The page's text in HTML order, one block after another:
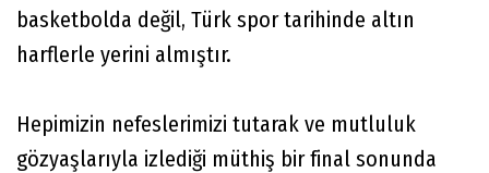
basketbolda değil, Türk spor tarihinde altın
harflerle yerini almıştır.
Hepimizin nefeslerimizi tutarak ve mutluluk
gözyaşlarıyla izlediği müthiş bir final sonunda